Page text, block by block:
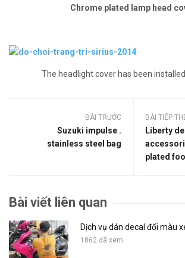
Chrome plated lamp head
The headlight cover has been
BÀI TRƯỚC
Suzuki impulse .
stainless steel bag
BÀI TIẾP
Liberty
plated
Bài viết liên quan
Dịch vụ dán decal đổi màu
1862 đã xem